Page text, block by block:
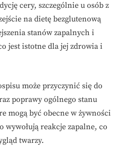
cery, szczególnie u osób z
na dietę bezglutenową
stanów zapalnych i
jest istotne dla jej zdrowia i
może przyczynić się do
poprawy ogólnego stanu
mogą być obecne w żywności
wywołują reakcje zapalne, co
twarzy.